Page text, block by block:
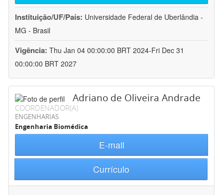
Instituição/UF/País: Universidade Federal de Uberlândia -
MG - Brasil
Vigência: Thu Jan 04 00:00:00 BRT 2024-Fri Dec 31
00:00:00 BRT 2027
Adriano de Oliveira Andrade
COORDENADOR(A)
ENGENHARIAS
Engenharia Biomédica
E-mail
Currículo